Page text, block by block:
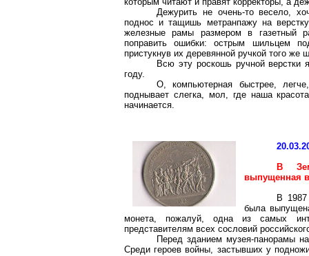
Дежурить не очень-то весело,
поднос и тащишь метранпажу на
железные рамы размером в газетный
поправить ошибки: острым шильцем
пристукнув их деревянной ручкой того же
Всю эту роскошь ручной верстки
году.
О, компьютерная быстрее,
поднывает слегка, мол, где наша
начинается.
В
выпущенная
В
была
монета, пожалуй, одна из самых
представителям всех сословий
Перед зданием музея-панорамы
Среди героев войны, застывших у